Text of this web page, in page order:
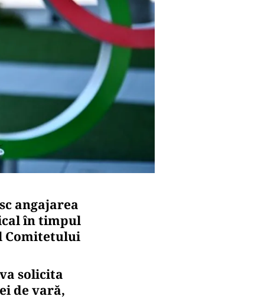
angajarea
în timpul
Comitetului
solicita
de vară,